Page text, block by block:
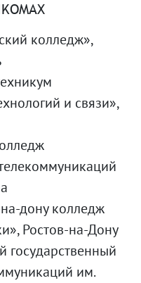
колледж»,
и связи»,
дону колледж
Ростов-на-Дону
государственный
им.